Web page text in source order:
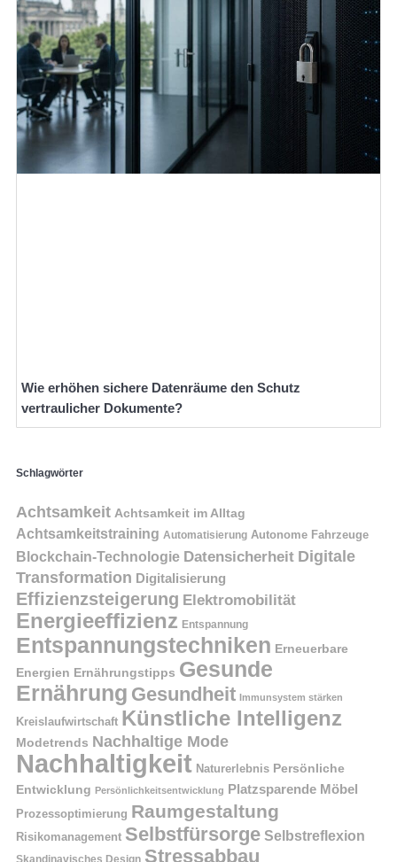
Wie erhöhen sichere Datenräume den Schutz
vertraulicher Dokumente?
Schlagwörter
Achtsamkeit Achtsamkeit im Alltag
Achtsamkeitstraining Automatisierung Autonome Fahrzeuge
Blockchain-Technologie Datensicherheit Digitale
Transformation Digitalisierung
Effizienzsteigerung Elektromobilität
Energieeffizienz Entspannung
Entspannungstechniken Erneuerbare
Energien Ernährungstipps Gesunde
Ernährung Gesundheit Immunsystem stärken
Kreislaufwirtschaft Künstliche Intelligenz
Modetrends Nachhaltige Mode
Nachhaltigkeit Naturerlebnis Persönliche
Entwicklung Persönlichkeitsentwicklung Platzsparende Möbel
Prozessoptimierung Raumgestaltung
Risikomanagement Selbstfürsorge Selbstreflexion
Skandinavisches Design Stressabbau